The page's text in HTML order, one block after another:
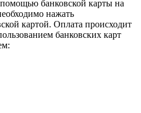
банковской карты на
нажать
картой. Оплата происходит
банковских карт